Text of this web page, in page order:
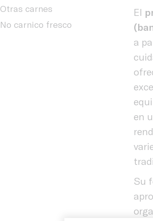
Otras carnes
No carnico fresco
El
a
en
Su